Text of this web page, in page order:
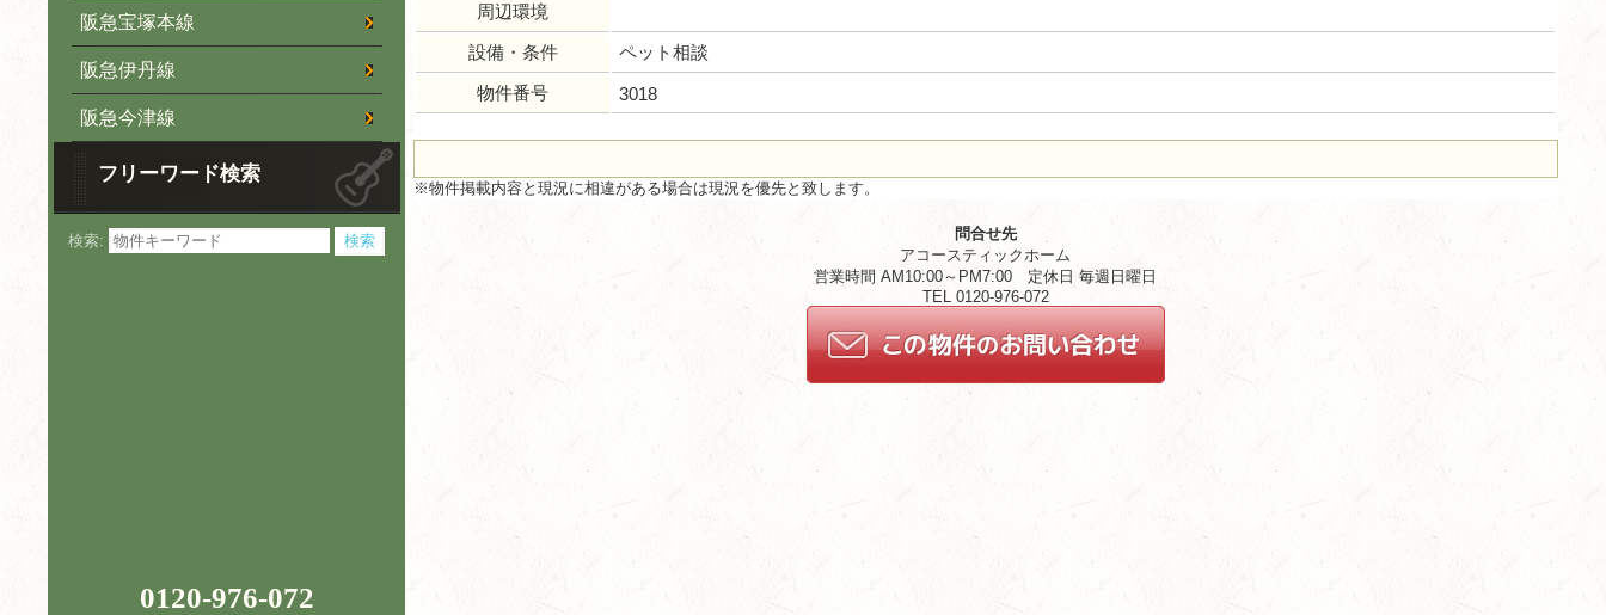
阪急宝塚本線
阪急伊丹線
阪急今津線
フリーワード検索
検索:
0120-976-072
周辺環境
設備・条件
ペット相談
物件番号
3018
※物件掲載内容と現況に相違がある場合は現況を優先と致します。
問合せ先
アコースティックホーム
営業時間 AM10:00～PM7:00 定休日 毎週日曜日
TEL 0120-976-072